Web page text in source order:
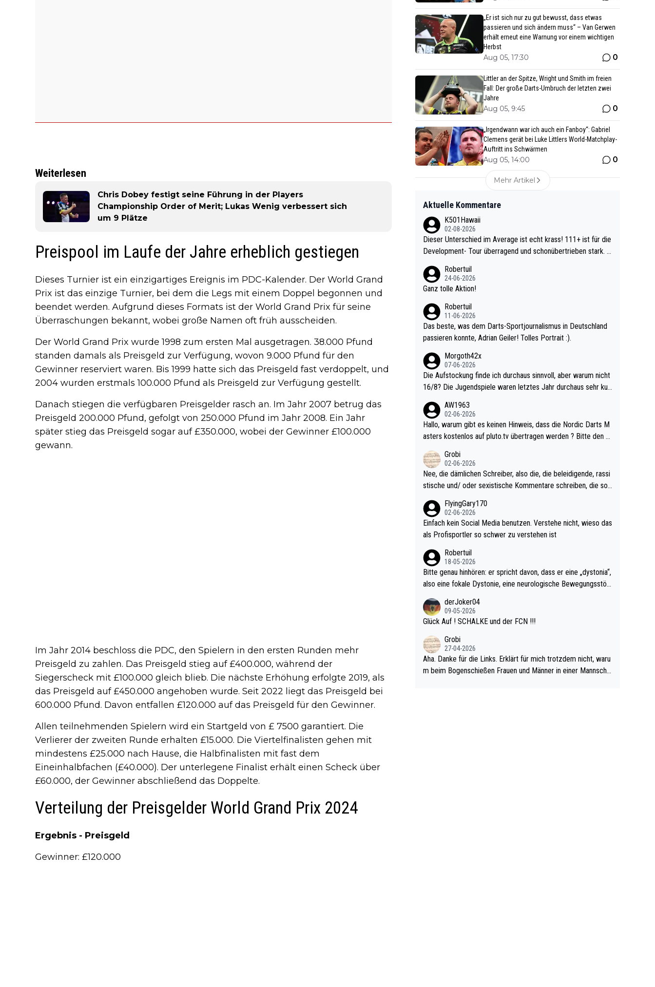
Weiterlesen
Chris Dobey festigt seine Führung in der Players
Championship Order of Merit; Lukas Wenig verbessert sich
um 9 Plätze
Preispool im Laufe der Jahre erheblich gestiegen
Dieses Turnier ist ein einzigartiges Ereignis im PDC-Kalender. Der World Grand
Prix ist das einzige Turnier, bei dem die Legs mit einem Doppel begonnen und
beendet werden. Aufgrund dieses Formats ist der World Grand Prix für seine
Überraschungen bekannt, wobei große Namen oft früh ausscheiden.
Der World Grand Prix wurde 1998 zum ersten Mal ausgetragen. 38.000 Pfund
standen damals als Preisgeld zur Verfügung, wovon 9.000 Pfund für den
Gewinner reserviert waren. Bis 1999 hatte sich das Preisgeld fast verdoppelt, und
2004 wurden erstmals 100.000 Pfund als Preisgeld zur Verfügung gestellt.
Danach stiegen die verfügbaren Preisgelder rasch an. Im Jahr 2007 betrug das
Preisgeld 200.000 Pfund, gefolgt von 250.000 Pfund im Jahr 2008. Ein Jahr
später stieg das Preisgeld sogar auf £350.000, wobei der Gewinner £100.000
gewann.
Im Jahr 2014 beschloss die PDC, den Spielern in den ersten Runden mehr
Preisgeld zu zahlen. Das Preisgeld stieg auf £400.000, während der
Siegerscheck mit £100.000 gleich blieb. Die nächste Erhöhung erfolgte 2019, als
das Preisgeld auf £450.000 angehoben wurde. Seit 2022 liegt das Preisgeld bei
600.000 Pfund. Davon entfallen £120.000 auf das Preisgeld für den Gewinner.
Allen teilnehmenden Spielern wird ein Startgeld von £ 7500 garantiert. Die
Verlierer der zweiten Runde erhalten £15.000. Die Viertelfinalisten gehen mit
mindestens £25.000 nach Hause, die Halbfinalisten mit fast dem
Eineinhalbfachen (£40.000). Der unterlegene Finalist erhält einen Scheck über
£60.000, der Gewinner abschließend das Doppelte.
Verteilung der Preisgelder World Grand Prix 2024
Ergebnis - Preisgeld
Gewinner: £120.000
„Er ist sich nur zu gut bewusst, dass etwas
passieren und sich ändern muss“ – Van Gerwen
erhält erneut eine Warnung vor einem wichtigen
Herbst
Aug 05, 17:30 0
Littler an der Spitze, Wright und Smith im freien
Fall: Der große Darts-Umbruch der letzten zwei
Jahre
Aug 05, 9:45 0
„Irgendwann war ich auch ein Fanboy“: Gabriel
Clemens gerät bei Luke Littlers World-Matchplay-
Auftritt ins Schwärmen
Aug 05, 14:00 0
Mehr Artikel
Aktuelle Kommentare
K501Hawaii
02-08-2026
Dieser Unterschied im Average ist echt krass! 111+ ist für die
Development- Tour überragend und schonübertrieben stark. U
e mal 40+ erst recht. Da gewinnst keinen Blumentopf - ist ja n
och krasser wie ein Pokalspiel eines Kreisligisten vs einem Bu
Robertuil
24-06-2026
Ganz tolle Aktion!
Robertuil
11-06-2026
Das beste, was dem Darts-Sportjournalismus in Deutschland
passieren konnte, Adrian Geiler! Tolles Portrait :).
Morgoth42x
07-06-2026
Die Aufstockung finde ich durchaus sinnvoll, aber warum nicht
16/8? Die Jugendspiele waren letztes Jahr durchaus sehr kur
l. Allerdings ist Mitchell Lawrie als Nummer 1 der Welt eh quali
fiziert. Somit ändert die automatische Qualifikation des Weltm
eisters erstmal nichts. Ich denke sie wollen damit für nächste
d wohl wenig WDF Turniere spielen. Dies war bei Archie Self l
etztes Jahr der Fall. Er musste als amtierender Weltmeister d
urch den Qualifier und ich glaube kaum, dass Mitchel sich das
(in Vegas) antun würde, wenn er doch eigentlich die PDC-WM
als Ziel hat.
AW1963
02-06-2026
Hallo, warum gibt es keinen Hinweis, dass die Nordic Darts M
asters kostenlos auf pluto.tv übertragen werden ? Bitte den A
Grobi
02-06-2026
Nee, die dämlichen Schreiber, also die, die beleidigende, rassi
stische und/ oder sexistische Kommentare schreiben, die soll
nes Leben in den Griff kriegen. Nur eins wundert mich: Luke Li
ttler war doch neulich erst derjenige, der über Social Media G
vV provoziert hat. Und Littlers Mutter schießt öfters mal gege
ehler!
FlyingGary170
02-06-2026
Einfach kein Social Media benutzen. Verstehe nicht, wieso das
als Profisportler so schwer zu verstehen ist
Robertuil
18-05-2026
Bitte genau hinhören: er spricht davon, dass er eine „dystonia“,
also eine fokale Dystonie, eine neurologische Bewegungsstör
werden, im Arm hat. Und, dass Medikamente ihm helfen! Ich gl
aube immer noch, dass sehr viele der Dartits-Fälle fälschlich p
d diese könnten teils wirksam behandelt werden! Dafür müsst
e man nur zum Neurologen und nicht zum Mentaltrainer gehe
derJoker04
09-05-2026
Glück Auf ! SCHALKE und der FCN !!!
Grobi
27-04-2026
Aha. Danke für die Links. Erklärt für mich trotzdem nicht, waru
m beim Bogenschießen Frauen und Männer in einer Mannscha